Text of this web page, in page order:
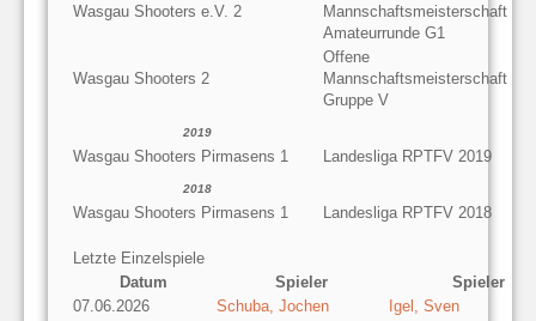
Wasgau Shooters e.V. 2
Mannschaftsmeisterschaft
Amateurrunde G1
Wasgau Shooters 2
Offene
Mannschaftsmeisterschaft
Gruppe V
2019
Wasgau Shooters Pirmasens 1 Landesliga RPTFV 2019
2018
Wasgau Shooters Pirmasens 1 Landesliga RPTFV 2018
Letzte Einzelspiele
Datum
Spieler
Spieler
07.06.2026
Schuba, Jochen Igel, Sven